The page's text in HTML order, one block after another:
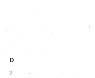
D
2